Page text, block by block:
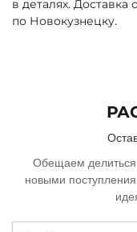
в деталях.
по Новокузнецку.
Обещаем
новыми